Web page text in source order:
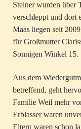
Steiner wurden über
verschleppt und dort
Maas liegen seit
für Großmutter
Sonnigen Winkel 15.
Aus dem
betreffend, geht
Familie Weil mehr
Erblasser waren
Eltern waren schon